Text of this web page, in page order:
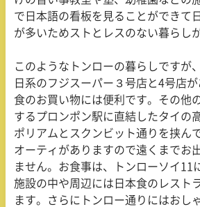
で日本語の看板を見ることができて
が多いためストとレスのない暮らし
このようなトンローの暮らしですが
日系のフジスーパー３号店と4号店
食のお買い物には便利です。その他
するプロンポン駅に直結したタイの
ポリアムとスクンビット通りを挟ん
オーティがありますので遠くまでお
ません。お食事は、トンローソイ11
施設の中や周辺には日本食のレスト
ます。さらにトンロー通りにはおし